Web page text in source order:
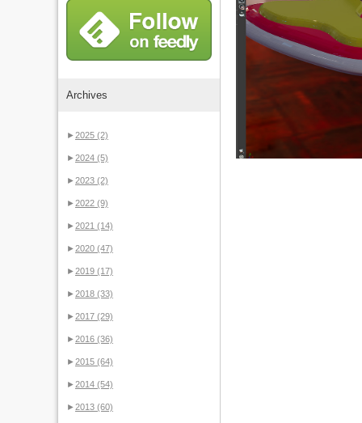
Archives
►2025 (2)
►2024 (5)
►2023 (2)
►2022 (9)
►2021 (14)
►2020 (47)
►2019 (17)
►2018 (33)
►2017 (29)
►2016 (36)
►2015 (64)
►2014 (54)
►2013 (60)